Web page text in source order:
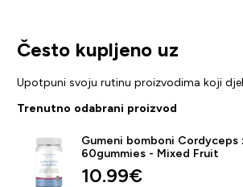
Često kupljeno uz
Upotpuni svoju rutinu proizvodima koji
Trenutno odabrani proizvod
Gumeni bomboni Cordyceps
60gummies - Mixed Fruit
10.99€‎